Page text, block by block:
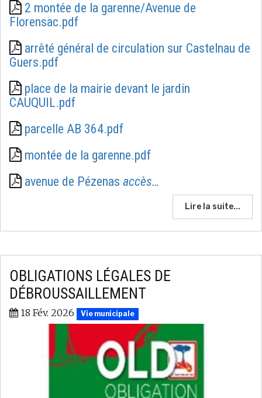
2 montée de la garenne/Avenue de
Florensac.pdf
arrêté général de circulation sur Castelnau de
Guers.pdf
place de la mairie devant le jardin
CAUQUIL.pdf
parcelle AB 364.pdf
montée de la garenne.pdf
avenue de Pézenas accès…
Lire la suite...
OBLIGATIONS LÉGALES DE
DÉBROUSSAILLEMENT
18 Fév. 2026 Vie municipale